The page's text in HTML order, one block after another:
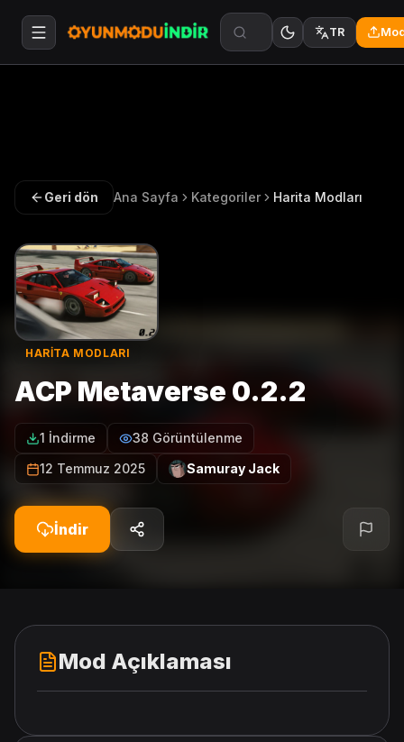
TR
Geri dön Ana Sayfa Kategoriler Harita Modları
HARITA MODLARI
ACP Metaverse 0.2.2
1 İndirme
38 Görüntülenme
12 Temmuz 2025
Samuray Jack
İndir
Mod Açıklaması